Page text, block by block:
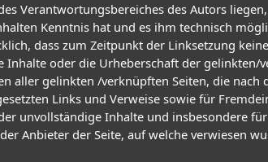
Verantwortungsbereiches des Autors
Kenntnis hat und es ihm technisch
dass zum Zeitpunkt der Linksetzung
oder die Urheberschaft der gelinkten/
aller gelinkten /verknüpften Seiten, die nach
Links und Verweise sowie für
unvollständige Inhalte und insbesondere
Anbieter der Seite, auf welche verwiesen